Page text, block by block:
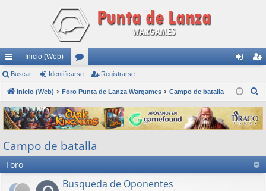
nl
ac
es
rá
pi
do
Inicio (Web)
or
os nti
fic
ar
ist
ra
rs
Buscar Identificarse Registrarse
Inicio (Web) Foro Punta de Lanza Wargames Campo de batalla
s
c
r
Campo de batalla
Foro
Busqueda de Oponentes